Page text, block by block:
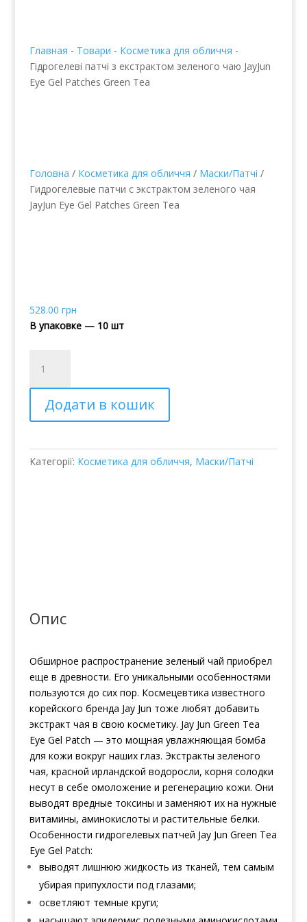
Главная - Товари - Косметика для обличчя -
Гідрогелеві патчі з екстрактом зеленого чаю JayJun
Eye Gel Patches Green Tea
Головна / Косметика для обличчя / Маски/Патчі /
Гидрогелевые патчи с экстрактом зеленого чая
JayJun Eye Gel Patches Green Tea
528.00 грн
В упаковке — 10 шт
патчи
с
экстрактом
зеленого
JayJun
Eye
Додати в кошик
Категорії: Косметика для обличчя, Маски/Патчі
Опис
Обширное распространение зеленый чай приобрел
еще в древности. Его уникальными особенностями
пользуются до сих пор. Космецевтика известного
корейского бренда Jay Jun тоже любят добавить
экстракт чая в свою косметику. Jay Jun Green Tea
Eye Gel Patch — это мощная увлажняющая бомба
для кожи вокруг наших глаз. Экстракты зеленого
чая, красной ирландской водоросли, корня солодки
несут в себе омоложение и регенерацию кожи. Они
выводят вредные токсины и заменяют их на нужные
витамины, аминокислоты и растительные белки.
Особенности гидрогелевых патчей Jay Jun Green Tea
Eye Gel Patch:
выводят лишнюю жидкость из тканей, тем самым
убирая припухлости под глазами;
осветляют темные круги;